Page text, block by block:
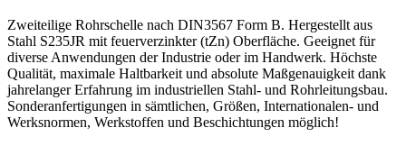
Zweiteilige Rohrschelle nach DIN3567 Form B. Hergestellt aus
Stahl S235JR mit feuerverzinkter (tZn) Oberfläche. Geeignet für
diverse Anwendungen der Industrie oder im Handwerk. Höchste
Qualität, maximale Haltbarkeit und absolute Maßgenauigkeit dank
jahrelanger Erfahrung im industriellen Stahl- und Rohrleitungsbau.
Sonderanfertigungen in sämtlichen, Größen, Internationalen- und
Werksnormen, Werkstoffen und Beschichtungen möglich!